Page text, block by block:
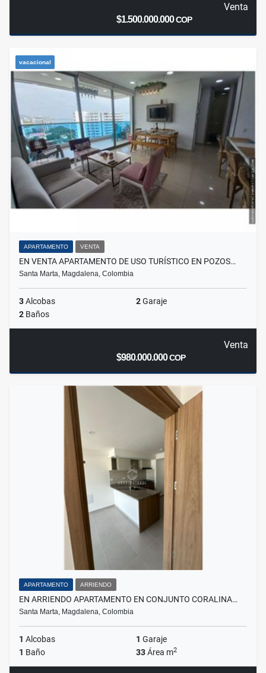
Venta
$1.500.000.000COP
vacacional
APARTAMENTO VENTA
EN VENTA APARTAMENTO DE USO TURÍSTICO EN POZOS…
Santa Marta, Magdalena, Colombia
3Alcobas 2Garaje
2 Baños
Venta
$980.000.000COP
APARTAMENTO ARRIENDO
EN ARRIENDO APARTAMENTO EN CONJUNTO CORALINA…
Santa Marta, Magdalena, Colombia
1 Alcobas 1 Garaje
1 Baño 33Área m2